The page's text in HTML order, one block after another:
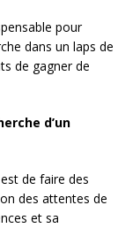
pour
dans un laps de
de gagner de
d’un
de faire des
des attentes de
et sa